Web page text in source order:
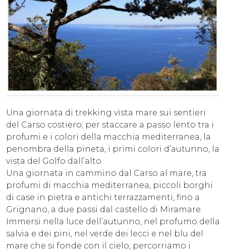
Una giornata di trekking vista mare sui sentieri
del Carso costiero; per staccare a passo lento tra i
profumi e i colori della macchia mediterranea, la
penombra della pineta, i primi colori d’autunno, la
vista del Golfo dall’alto.
Una giornata in cammino dal Carso al mare, tra
profumi di macchia mediterranea, piccoli borghi
di case in pietra e antichi terrazzamenti, fino a
Grignano, a due passi dal castello di Miramare.
Immersi nella luce dell’autunno, nel profumo della
salvia e dei pini, nel verde dei lecci e nel blu del
mare che si fonde con il cielo, percorriamo i